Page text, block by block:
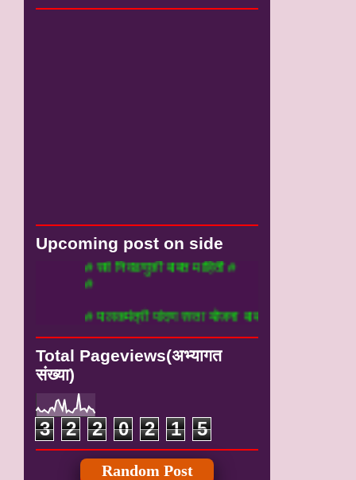
Upcoming post on side
# सर्व निवडणुकी बाबत माहिती #
# पालकमंत्री पांदण रस्ता योजना बाबत माहीती
Total Pageviews(अभ्यागत
संख्या)
3 2 2 0 2 1 5
Random Post